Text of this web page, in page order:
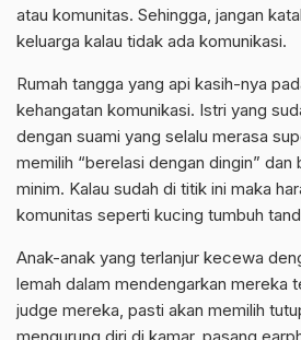
atau komunitas. Sehingga, jangan
keluarga kalau tidak ada komunikasi.
Rumah tangga yang api kasih-nya
kehangatan komunikasi. Istri yang
dengan suami yang selalu merasa
memilih “berelasi dengan dingin” dan
minim. Kalau sudah di titik ini maka
komunitas seperti kucing tumbuh
Anak-anak yang terlanjur kecewa
lemah dalam mendengarkan mereka
judge mereka, pasti akan memilih